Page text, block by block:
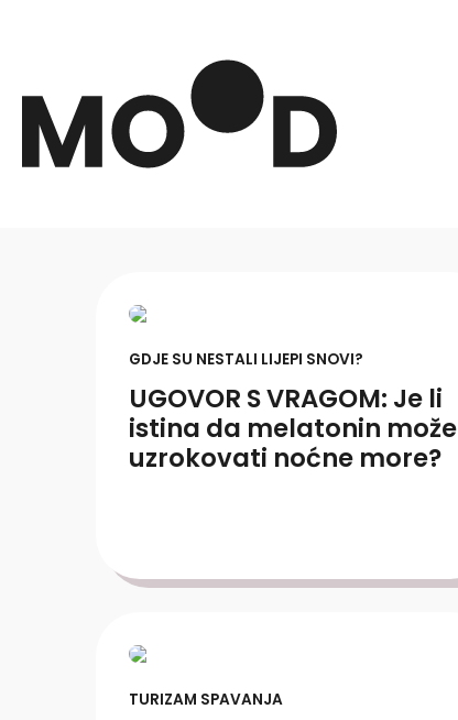
GDJE SU NESTALI LIJEPI SNOVI?
UGOVOR S VRAGOM: Je li
istina da melatonin može
uzrokovati noćne more?
TURIZAM SPAVANJA